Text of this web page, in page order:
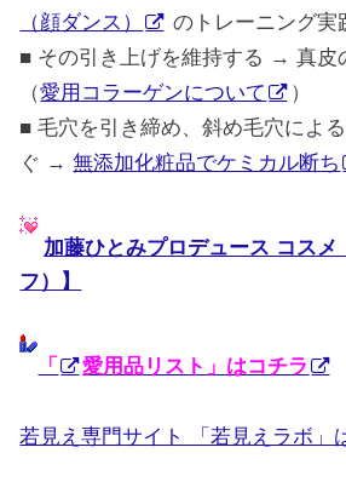
（顔ダンス）
のトレーニング
■ その引き上げを維持する → 真皮
（愛用コラーゲンについて
）
■ 毛穴を引き締め、斜め毛穴によ
ぐ →無添加化粧品でケミカル断ち
加藤ひとみプロデュース コスメ
フ）】
「 愛用品リスト」はコチラ
若見え専門サイト 「若見えラボ」